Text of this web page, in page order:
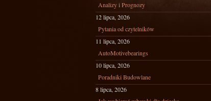
Analizy i Prognozy
12 lipca, 2026
Pytania od czytelników
11 lipca, 2026
AutoMotivebearings
10 lipca, 2026
Poradniki Budowlane
8 lipca, 2026